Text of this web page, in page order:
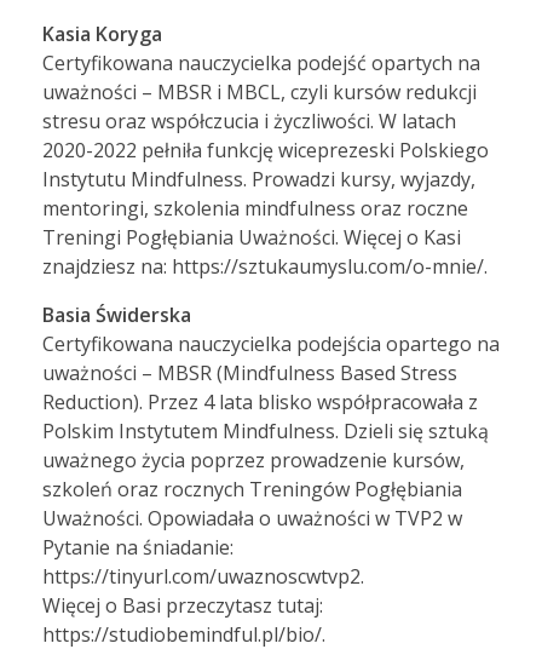
Kasia Koryga
Certyfikowana nauczycielka podejść opartych na
uważności – MBSR i MBCL, czyli kursów redukcji
stresu oraz współczucia i życzliwości. W latach
2020-2022 pełniła funkcję wiceprezeski Polskiego
Instytutu Mindfulness. Prowadzi kursy, wyjazdy,
mentoringi, szkolenia mindfulness oraz roczne
Treningi Pogłębiania Uważności. Więcej o Kasi
znajdziesz na: https://sztukaumyslu.com/o-mnie/.
Basia Świderska
Certyfikowana nauczycielka podejścia opartego na
uważności – MBSR (Mindfulness Based Stress
Reduction). Przez 4 lata blisko współpracowała z
Polskim Instytutem Mindfulness. Dzieli się sztuką
uważnego życia poprzez prowadzenie kursów,
szkoleń oraz rocznych Treningów Pogłębiania
Uważności. Opowiadała o uważności w TVP2 w
Pytanie na śniadanie:
https://tinyurl.com/uwaznoscwtvp2.
Więcej o Basi przeczytasz tutaj:
https://studiobemindful.pl/bio/.